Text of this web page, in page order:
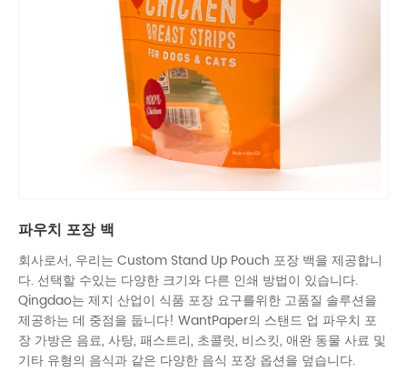
파우치 포장 백
회사로서, 우리는 Custom Stand Up Pouch 포장 백을 제공합니
다. 선택할 수있는 다양한 크기와 다른 인쇄 방법이 있습니다.
Qingdao는 제지 산업이 식품 포장 요구를위한 고품질 솔루션을
제공하는 데 중점을 둡니다! WantPaper의 스탠드 업 파우치 포
장 가방은 음료, 사탕, 패스트리, 초콜릿, 비스킷, 애완 동물 사료 및
기타 유형의 음식과 같은 다양한 음식 포장 옵션을 덮습니다.